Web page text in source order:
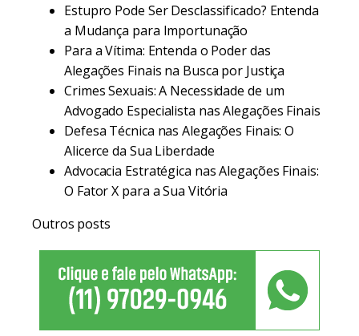
Estupro Pode Ser Desclassificado? Entenda
a Mudança para Importunação
Para a Vítima: Entenda o Poder das
Alegações Finais na Busca por Justiça
Crimes Sexuais: A Necessidade de um
Advogado Especialista nas Alegações Finais
Defesa Técnica nas Alegações Finais: O
Alicerce da Sua Liberdade
Advocacia Estratégica nas Alegações Finais:
O Fator X para a Sua Vitória
Outros posts